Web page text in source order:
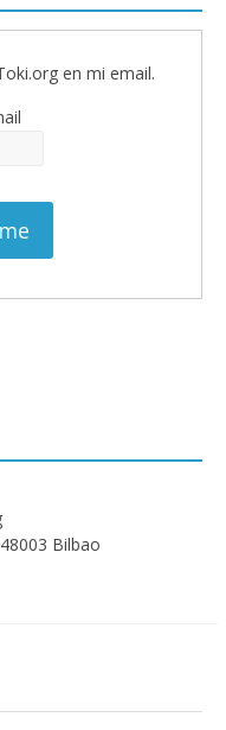
en mi email.
Bilbao